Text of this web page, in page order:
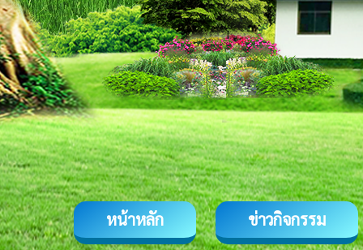
หน้าหลัก ข่าวกิจกรรม